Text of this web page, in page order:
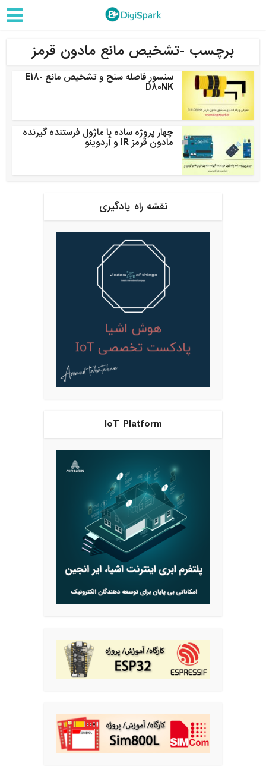
برچسب -تشخیص مانع مادون قرمز
سنسور فاصله سنج و تشخیص مانع E18-
D80NK
چهار پروژه ساده با ماژول فرستنده گیرنده
مادون قرمز IR و آردوینو
نقشه راه یادگیری
IoT Platform